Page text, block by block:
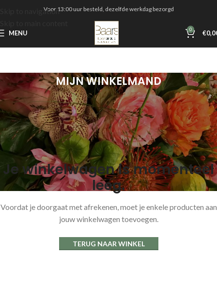
Skip to navigationVoor 13:00 uur besteld, dezelfde werkdag bezorgd
MENU 0 €
MIJN WINKELMAND
Je winkelwagen is momenteel
leeg.
Voordat je doorgaat met afrekenen, moet je enkele producten aan
jouw winkelwagen toevoegen.
TERUG NAAR WINKEL